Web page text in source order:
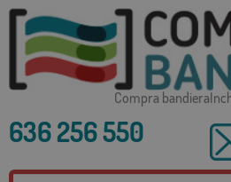
Compra
636 256 550